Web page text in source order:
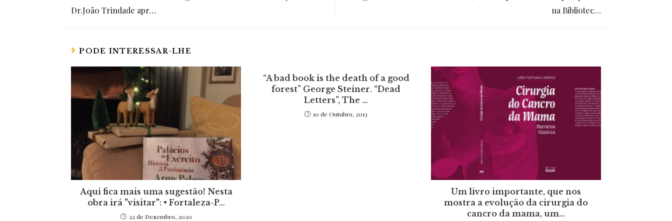
articles
Dr.João Trindade apr…
na Bibliotec…
PODE INTERESSAR-LHE
Aqui fica mais uma sugestão! Nesta
obra irá "visitar": • Fortaleza-P…
22 de Dezembro, 2020
“A bad book is the death of a good
forest” George Steiner. “Dead
Letters”, The …
10 de Outubro, 2013
Um livro importante, que nos
mostra a evolução da cirurgia do
cancro da mama, um…